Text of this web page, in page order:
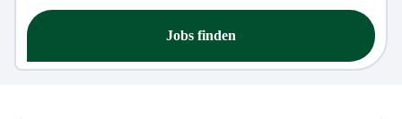
Jobs finden